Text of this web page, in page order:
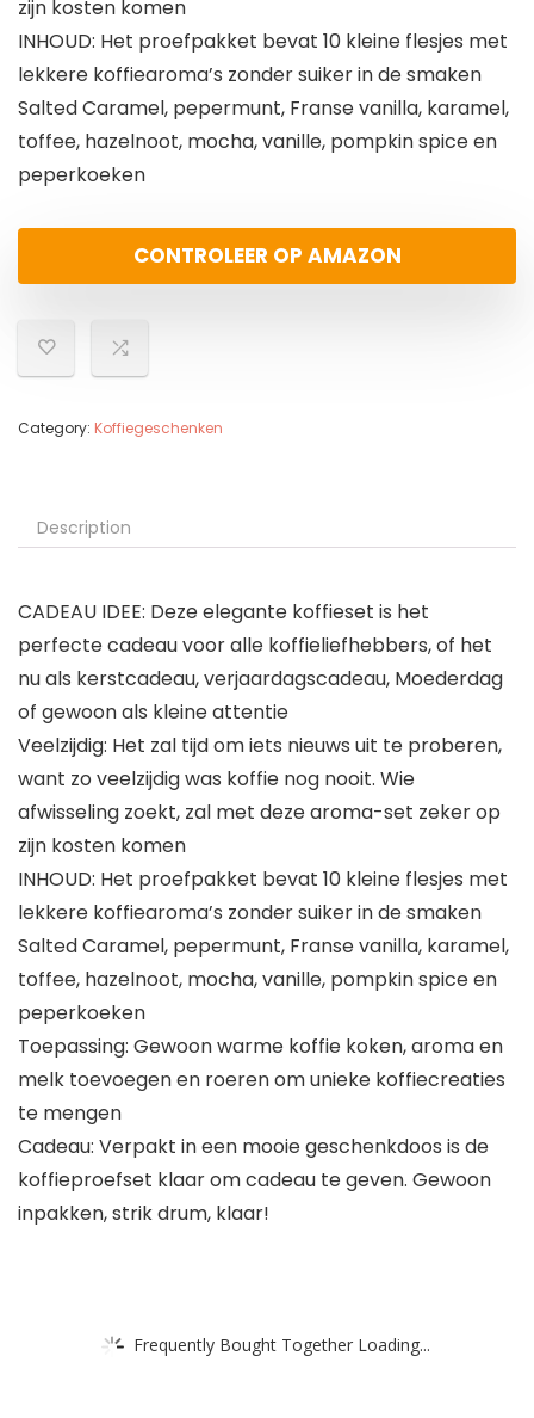
zijn kosten komen
INHOUD: Het proefpakket bevat 10 kleine flesjes met
lekkere koffiearoma’s zonder suiker in de smaken
Salted Caramel, pepermunt, Franse vanilla, karamel,
toffee, hazelnoot, mocha, vanille, pompkin spice en
peperkoeken
CONTROLEER OP AMAZON
Category: Koffiegeschenken
Description
CADEAU IDEE: Deze elegante koffieset is het
perfecte cadeau voor alle koffieliefhebbers, of het
nu als kerstcadeau, verjaardagscadeau, Moederdag
of gewoon als kleine attentie
Veelzijdig: Het zal tijd om iets nieuws uit te proberen,
want zo veelzijdig was koffie nog nooit. Wie
afwisseling zoekt, zal met deze aroma-set zeker op
zijn kosten komen
INHOUD: Het proefpakket bevat 10 kleine flesjes met
lekkere koffiearoma’s zonder suiker in de smaken
Salted Caramel, pepermunt, Franse vanilla, karamel,
toffee, hazelnoot, mocha, vanille, pompkin spice en
peperkoeken
Toepassing: Gewoon warme koffie koken, aroma en
melk toevoegen en roeren om unieke koffiecreaties
te mengen
Cadeau: Verpakt in een mooie geschenkdoos is de
koffieproefset klaar om cadeau te geven. Gewoon
inpakken, strik drum, klaar!
Frequently Bought Together Loading...